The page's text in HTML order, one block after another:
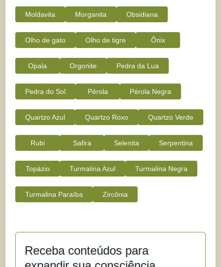
Moldavita Morganita Obsidiana
Olho de gato Olho de tigre Ônix
Opala Orgonite Pedra da Lua
Pedra do Sol Pérola Pérola Negra
Quartzo Azul Quartzo Roxo Quartzo Verde
Rubi Safira Selenita Serpentina
Topázio Turmalina Azul Turmalina Negra
Turmalina Paraíba Zircônia
Receba conteúdos para